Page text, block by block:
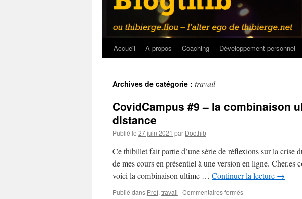
Accueil À propos Coaching Développement personnel
Archives de catégorie : travail
CovidCampus #9 – la combinaison
distance
Publié le 27 juin 2021 par Docthib
Ce thibillet fait partie d’une série de réflexions sur la crise
de mes cours en présentiel à une version en ligne. Cher.es
voici la combinaison ultime … Continuer la lecture →
Publié dans Prof, travail | Commentaires ferméssur